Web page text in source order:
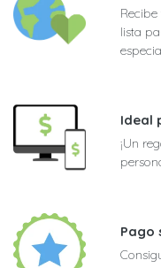
lista
Ideal
¡Un
Pago